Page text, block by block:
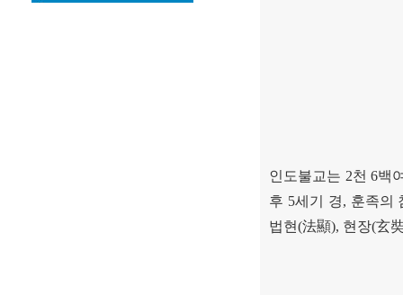
인도불교는 2천 6백
후 5세기 경, 훈족의
법현(法顯), 현장(玄